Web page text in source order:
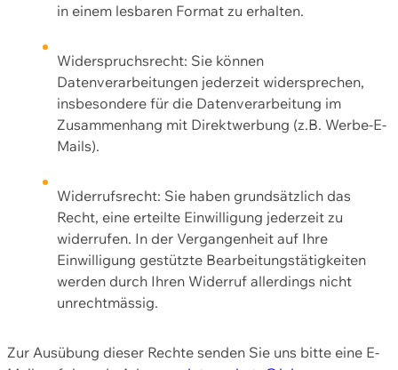
in einem lesbaren Format zu erhalten.
Widerspruchsrecht: Sie können
Datenverarbeitungen jederzeit widersprechen,
insbesondere für die Datenverarbeitung im
Zusammenhang mit Direktwerbung (z.B. Werbe-E-
Mails).
Widerrufsrecht: Sie haben grundsätzlich das
Recht, eine erteilte Einwilligung jederzeit zu
widerrufen. In der Vergangenheit auf Ihre
Einwilligung gestützte Bearbeitungstätigkeiten
werden durch Ihren Widerruf allerdings nicht
unrechtmässig.
Zur Ausübung dieser Rechte senden Sie uns bitte eine E-